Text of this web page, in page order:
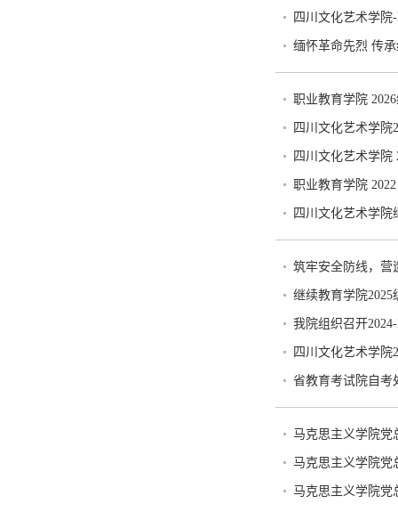
四川文化艺术学院
缅怀革命先烈 传
职业教育学院
四川文化艺术学院
四川文化艺术学院
职业教育学院
四川文化艺术学院
筑牢安全防线，
继续教育学院2025
我院组织召开
四川文化艺术学院
省教育考试院自考
马克思主义学院党
马克思主义学院党
马克思主义学院党